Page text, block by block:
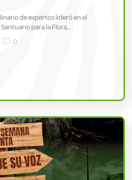
de expertos lideró en el
para la Flora,…
0